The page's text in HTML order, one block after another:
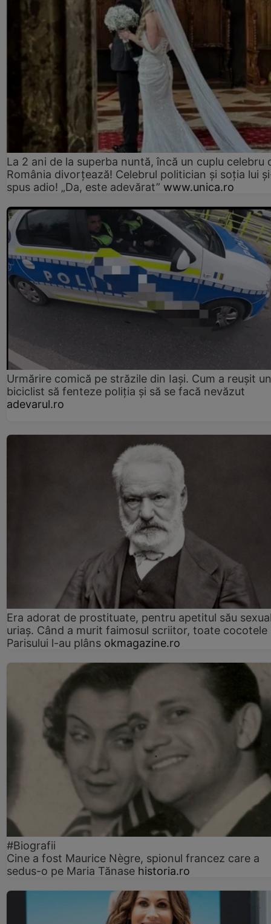
La 2 ani de la superba nuntă, încă un cuplu celebru
România divorțează! Celebrul politician și soția lui
spus adio! „Da, este adevărat” www.unica.ro
Urmărire comică pe străzile din Iași. Cum a reușit un
biciclist să fenteze poliția și să se facă nevăzut
adevarul.ro
Era adorat de prostituate, pentru apetitul său
uriaș. Când a murit faimosul scriitor, toate cocotele
Parisului l-au plâns okmagazine.ro
#Biografii
Cine a fost Maurice Nègre, spionul francez care a
sedus-o pe Maria Tănase historia.ro